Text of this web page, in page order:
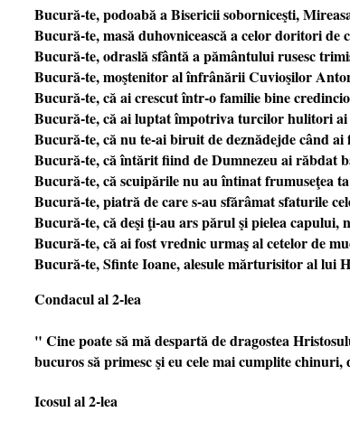
Bucură-te, podoabă a Bisericii soborniceşti,
Bucură-te, masă duhovnicească a celor doritori de
Bucură-te, odraslă sfântă a pământului rusesc
Bucură-te, moştenitor al înfrânării Cuvioşilor
Bucură-te, că ai crescut într-o familie bine
Bucură-te, că ai luptat împotriva turcilor hulitori
Bucură-te, că nu te-ai biruit de deznădejde când
Bucură-te, că întărit fiind de Dumnezeu ai răbdat
Bucură-te, că scuipările nu au întinat frumuseţea
Bucură-te, piatră de care s-au sfărâmat sfaturile
Bucură-te, că deşi ţi-au ars părul şi pielea capului,
Bucură-te, că ai fost vrednic urmaş al cetelor de
Bucură-te, Sfinte Ioane, alesule mărturisitor al lui
Condacul al 2-lea
" Cine poate să mă despartă de dragostea
bucuros să primesc şi eu cele mai cumplite
Icosul al 2-lea